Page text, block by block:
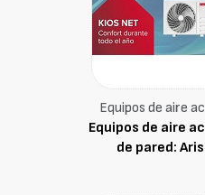
Equipos de aire
Equipos de aire
de pared: